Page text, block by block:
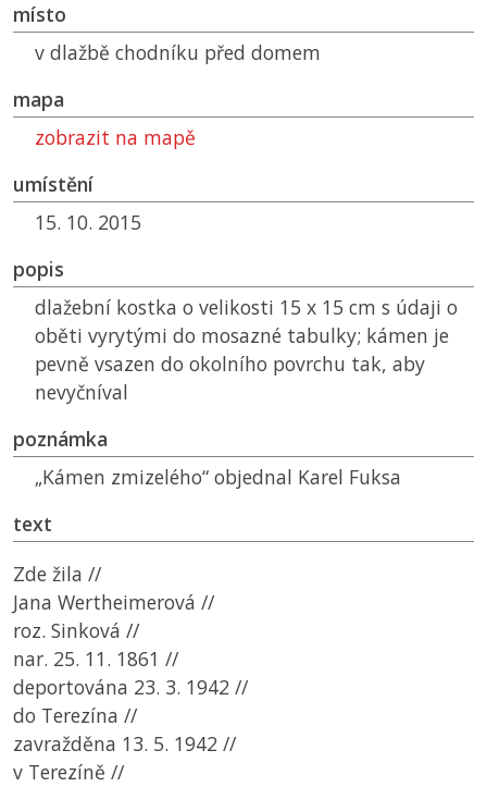
místo
v dlažbě chodníku před domem
mapa
zobrazit na mapě
umístění
15. 10. 2015
popis
dlažební kostka o velikosti 15 x 15 cm s údaji o
oběti vyrytými do mosazné tabulky; kámen je
pevně vsazen do okolního povrchu tak, aby
nevyčníval
poznámka
„Kámen zmizelého“ objednal Karel Fuksa
text
Zde žila //
Jana Wertheimerová //
roz. Sinková //
nar. 25. 11. 1861 //
deportována 23. 3. 1942 //
do Terezína //
zavražděna 13. 5. 1942 //
v Terezíně //